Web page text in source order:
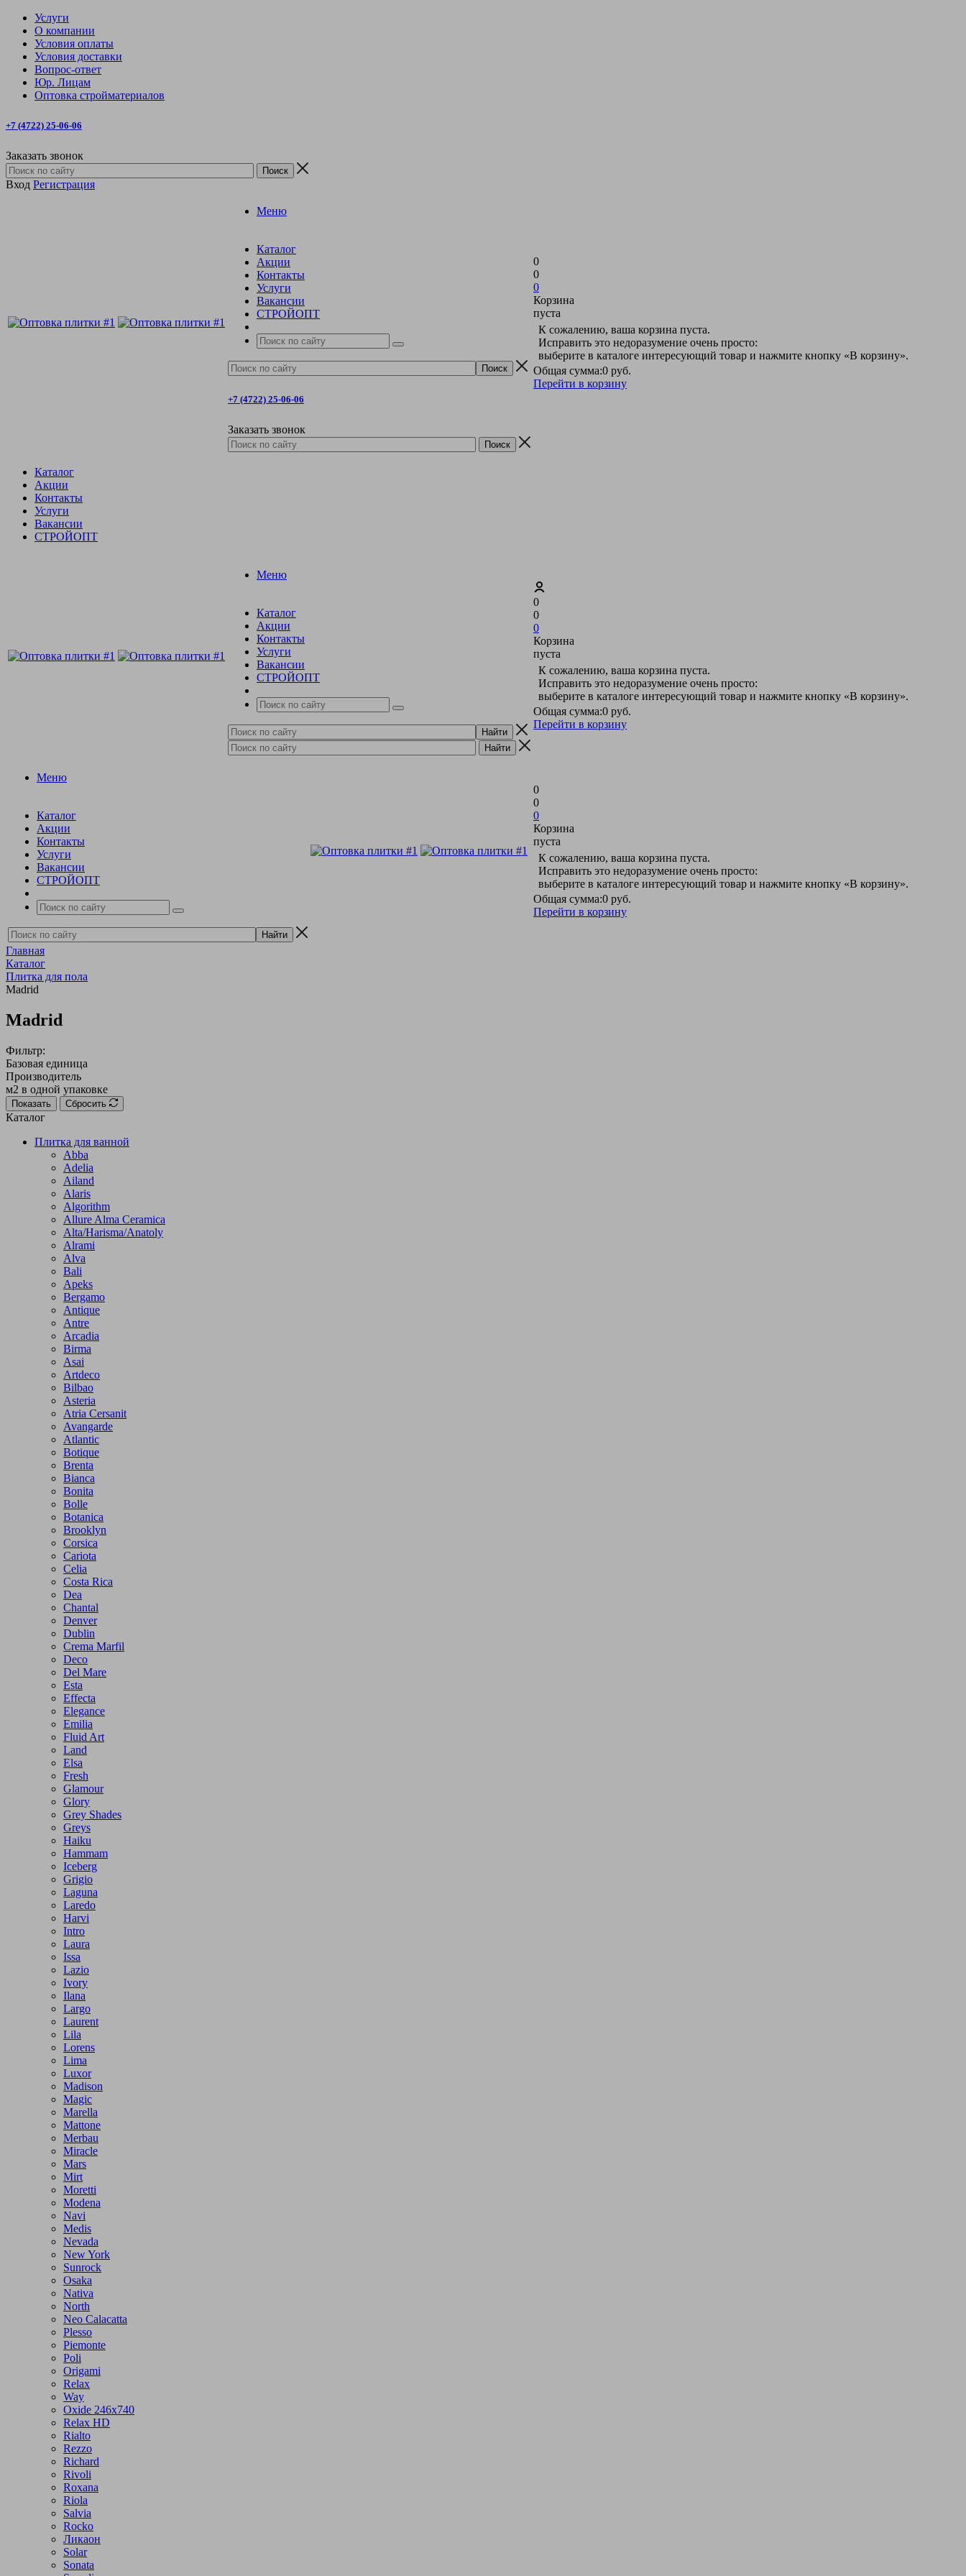
Услуги
О компании
Условия оплаты
Условия доставки
Вопрос-ответ
Юр. Лицам
Оптовка стройматериалов
+7 (4722) 25-06-06
Заказать звонок
Вход Регистрация
Меню
Каталог
Акции
Контакты
Услуги
Вакансии
СТРОЙОПТ
+7 (4722) 25-06-06
Заказать звонок
0
0
0
Корзина
пуста
К сожалению, ваша корзина пуста.
Исправить это недоразумение очень просто:
выберите в каталоге интересующий товар и нажмите кнопку «В корзину».
Общая сумма:0 руб.
Перейти в корзину
Каталог
Акции
Контакты
Услуги
Вакансии
СТРОЙОПТ
Меню
Каталог
Акции
Контакты
Услуги
Вакансии
СТРОЙОПТ
0
0
0
Корзина
пуста
К сожалению, ваша корзина пуста.
Исправить это недоразумение очень просто:
выберите в каталоге интересующий товар и нажмите кнопку «В корзину».
Общая сумма:0 руб.
Перейти в корзину
Меню
Каталог
Акции
Контакты
Услуги
Вакансии
СТРОЙОПТ
0
0
0
Корзина
пуста
К сожалению, ваша корзина пуста.
Исправить это недоразумение очень просто:
выберите в каталоге интересующий товар и нажмите кнопку «В корзину».
Общая сумма:0 руб.
Перейти в корзину
Главная
Каталог
Плитка для пола
Madrid
Madrid
Фильтр:
Базовая единица
Производитель
м2 в одной упаковке
Показать Сбросить
Каталог
Плитка для ванной
Abba
Adelia
Ailand
Alaris
Algorithm
Allure Alma Ceramica
Alta/Harisma/Anatoly
Alrami
Alva
Bali
Apeks
Bergamo
Antique
Antre
Arcadia
Birma
Asai
Artdeco
Bilbao
Asteria
Atria Cersanit
Avangarde
Atlantic
Botique
Brenta
Bianca
Bonita
Bolle
Botanica
Brooklyn
Corsica
Cariota
Celia
Costa Rica
Dea
Chantal
Denver
Dublin
Crema Marfil
Deco
Del Mare
Esta
Effecta
Elegance
Emilia
Fluid Art
Land
Elsa
Fresh
Glamour
Glory
Grey Shades
Greys
Haiku
Hammam
Iceberg
Grigio
Laguna
Laredo
Harvi
Intro
Laura
Issa
Lazio
Ivory
Ilana
Largo
Laurent
Lila
Lorens
Lima
Luxor
Madison
Magic
Marella
Mattone
Merbau
Miracle
Mars
Mirt
Moretti
Modena
Navi
Medis
Nevada
New York
Sunrock
Osaka
Nativa
North
Neo Calacatta
Plesso
Piemonte
Poli
Origami
Relax
Way
Oxide 246x740
Relax HD
Rialto
Rezzo
Richard
Rivoli
Roxana
Riola
Salvia
Rocko
Ликаон
Solar
Sonata